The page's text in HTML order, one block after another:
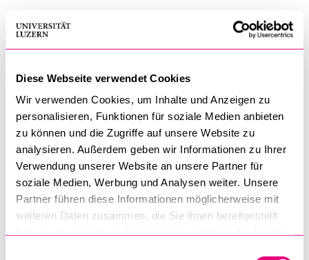
Diese Webseite verwendet Cookies
Wir verwenden Cookies, um Inhalte und Anzeigen zu
personalisieren, Funktionen für soziale Medien anbieten
zu können und die Zugriffe auf unsere Website zu
analysieren. Außerdem geben wir Informationen zu Ihrer
Verwendung unserer Website an unsere Partner für
soziale Medien, Werbung und Analysen weiter. Unsere
Partner führen diese Informationen möglicherweise mit
weiteren Daten zusammen, die Sie ihnen bereitgestellt
Events
About Us
Newsletter Archive